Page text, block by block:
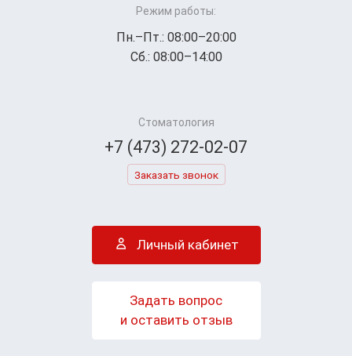
Режим работы:
Пн.–Пт.: 08:00–20:00
Сб.: 08:00–14:00
Стоматология
+7 (473) 272-02-07
Заказать звонок
Личный кабинет
Задать вопрос
и оставить отзыв